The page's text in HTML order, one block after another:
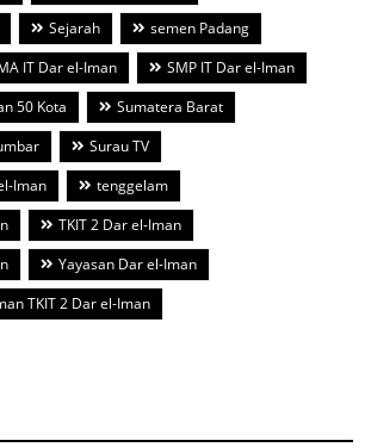
Sejarah
semen Padang
IT Dar el-Iman
SMP IT Dar el-Iman
50 Kota
Sumatera Barat
Surau TV
Iman
tenggelam
TKIT 2 Dar el-Iman
Yayasan Dar el-Iman
TKIT 2 Dar el-Iman